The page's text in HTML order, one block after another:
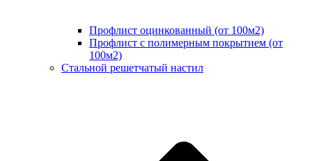
Профлист оцинкованный (от 100м2)
Профлист с полимерным покрытием (от
100м2)
Стальной решетчатый настил